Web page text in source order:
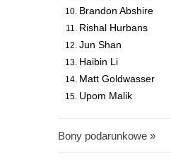
Brandon Abshire
Rishal Hurbans
Jun Shan
Haibin Li
Matt Goldwasser
Upom Malik
Bony podarunkowe »